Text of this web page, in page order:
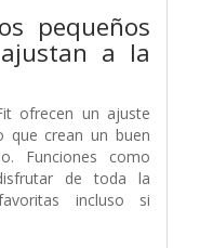
pequeños
a la
ofrecen un ajuste
que crean un buen
Funciones como
de toda la
incluso si